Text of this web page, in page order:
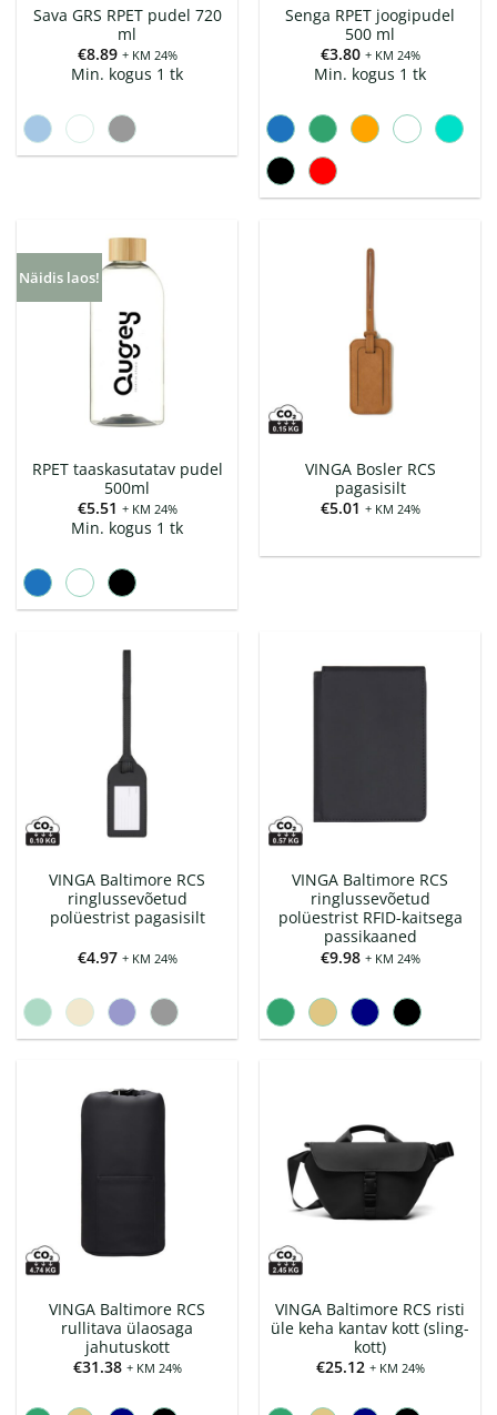
Sava GRS RPET pudel 720
ml
€8.89 + KM 24%
Min. kogus 1 tk
Senga RPET joogipudel
500 ml
€3.80 + KM 24%
Min. kogus 1 tk
Näidis laos!
RPET taaskasutatav pudel
500ml
€5.51 + KM 24%
Min. kogus 1 tk
VINGA Bosler RCS
pagasisilt
€5.01 + KM 24%
VINGA Baltimore RCS
ringlussevõetud
polüestrist pagasisilt
€4.97 + KM 24%
VINGA Baltimore RCS
ringlussevõetud
polüestrist RFID-kaitsega
passikaaned
€9.98 + KM 24%
VINGA Baltimore RCS
rullitava ülaosaga
jahutuskott
€31.38 + KM 24%
VINGA Baltimore RCS risti
üle keha kantav kott (sling-
kott)
€25.12 + KM 24%